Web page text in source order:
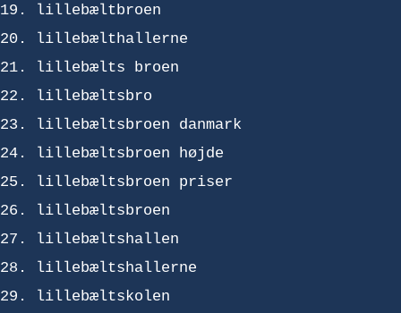
lillebæltbroen
lillebælthallerne
lillebælts broen
lillebæltsbro
lillebæltsbroen danmark
lillebæltsbroen højde
lillebæltsbroen priser
lillebæltsbroen
lillebæltshallen
lillebæltshallerne
lillebæltskolen